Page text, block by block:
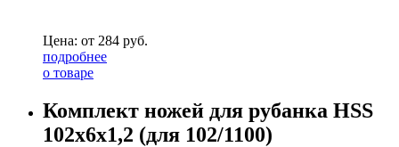
Цена: от 284 руб.
подробнее
о товаре
Комплект ножей для рубанка HSS
102х6х1,2 (для 102/1100)